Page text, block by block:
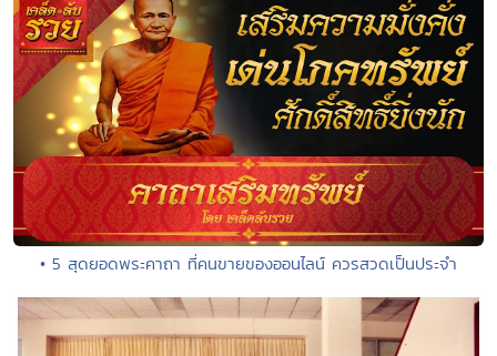
• 5 สุดยอดพระคาถา ที่คนขายของออนไลน์ ควรสวดเป็นประจำ